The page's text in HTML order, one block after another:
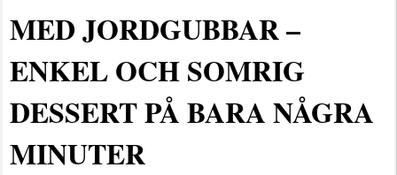
MED JORDGUBBAR –
ENKEL OCH SOMRIG
DESSERT PÅ BARA NÅGRA
MINUTER